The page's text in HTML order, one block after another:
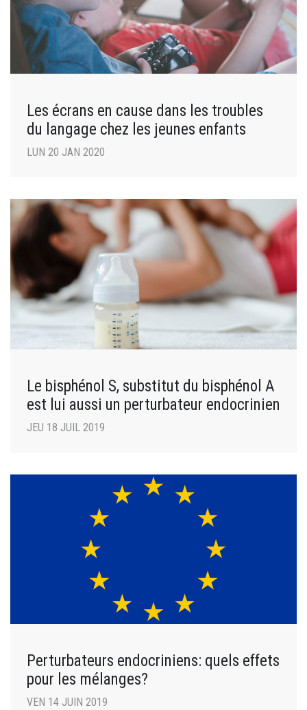
Les écrans en cause dans les troubles
du langage chez les jeunes enfants
LUN 20 JAN 2020
Le bisphénol S, substitut du bisphénol A
est lui aussi un perturbateur endocrinien
JEU 18 JUIL 2019
Perturbateurs endocriniens: quels effets
pour les mélanges?
VEN 14 JUIN 2019